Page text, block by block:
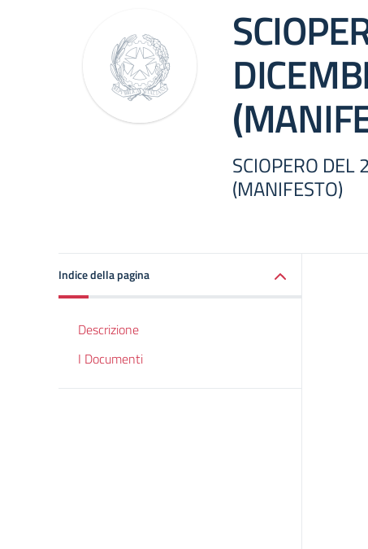
SCIOPERO DEL
(MANIFESTO)
Indice della pagina
Descrizione
I Documenti